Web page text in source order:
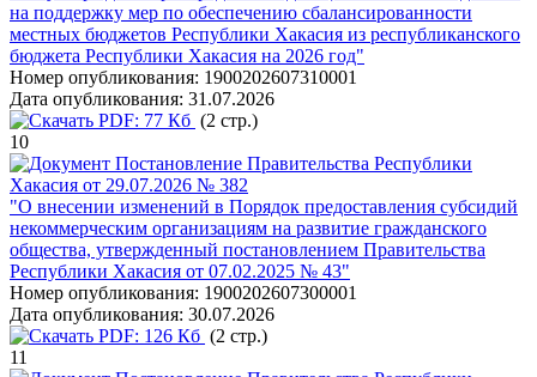
на поддержку мер по обеспечению сбалансированности
местных бюджетов Республики Хакасия из республиканского
бюджета Республики Хакасия на 2026 год"
Номер опубликования: 1900202607310001
Дата опубликования: 31.07.2026
PDF: 77 Кб (2 стр.)
10
Постановление Правительства Республики
Хакасия от 29.07.2026 № 382
"О внесении изменений в Порядок предоставления субсидий
некоммерческим организациям на развитие гражданского
общества, утвержденный постановлением Правительства
Республики Хакасия от 07.02.2025 № 43"
Номер опубликования: 1900202607300001
Дата опубликования: 30.07.2026
PDF: 126 Кб (2 стр.)
11